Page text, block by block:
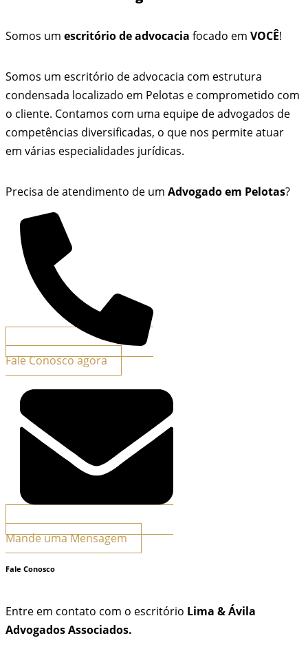
Somos um escritório de advocacia focado em VOCÊ!
Somos um escritório de advocacia com estrutura
condensada localizado em Pelotas e comprometido com
o cliente. Contamos com uma equipe de advogados de
competências diversificadas, o que nos permite atuar
em várias especialidades jurídicas.
Precisa de atendimento de um Advogado em Pelotas?
Fale Conosco agora
Mande uma Mensagem
Fale Conosco
Entre em contato com o escritório Lima & Ávila
Advogados Associados.